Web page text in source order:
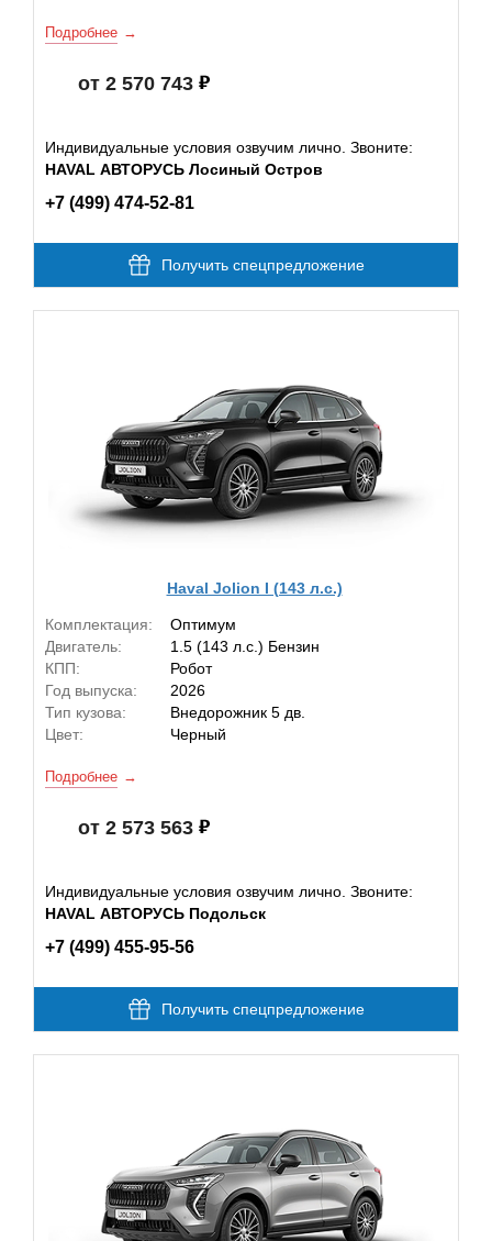
Подробнее
от 2 570 743
Индивидуальные условия озвучим лично. Звоните:
HAVAL АВТОРУСЬ Лосиный Остров
+7 (499) 474-52-81
Получить спецпредложение
Haval Jolion I (143 л.с.)
Комплектация:
Оптимум
Двигатель:
1.5 (143 л.с.) Бензин
КПП:
Робот
Год выпуска:
2026
Тип кузова:
Внедорожник 5 дв.
Цвет:
Черный
Подробнее
от 2 573 563
Индивидуальные условия озвучим лично. Звоните:
HAVAL АВТОРУСЬ Подольск
+7 (499) 455-95-56
Получить спецпредложение